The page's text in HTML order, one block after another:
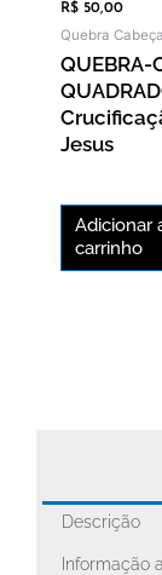
R$ 50,00
Quebra Cabeça
QUEBRA-
Jesus
Adicionar
carrinho
Descrição
Informação